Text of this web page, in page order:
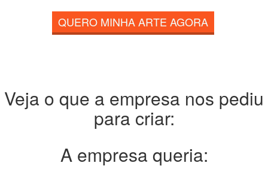
QUERO MINHA ARTE AGORA
Veja o que a empresa nos pediu
para criar:
A empresa queria: